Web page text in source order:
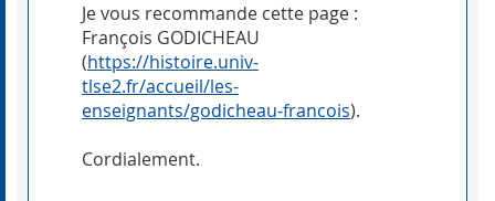
Je vous recommande cette page :
François GODICHEAU
(https://histoire.univ-
tlse2.fr/accueil/les-
enseignants/godicheau-francois).
Cordialement.